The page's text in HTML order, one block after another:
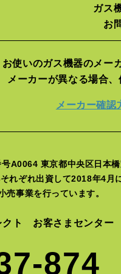
ガス
お
お使いのガス機器のメー
メーカーが異なる場合、
メーカー確認
号A0064 東京都中央区日本
れぞれ出資して2018年4月
売事業を行っています。
クト お客さまセンター
874